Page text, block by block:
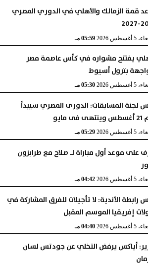
قمة الزمالك والأهلي في الدوري المصري
2026 05:59 مـ
يفتتح مشواره في كأس عاصمة مصر
بترول أسيوط
أغسطس 2026 05:30 مـ
لجنة المسابقات: الدورى المصري سيبدأ
أغسطس 2026 05:29 مـ
على موعد أول مباراة لـ صلاح مع طرابزون
أغسطس 2026 04:42 مـ
رابطة الأندية: لا تأجيلات للفرق المشاركة في
إفريقيا الموسم المقبل
2026 04:40 مـ
أياكس يرفض التخلي عن جودتس لسان